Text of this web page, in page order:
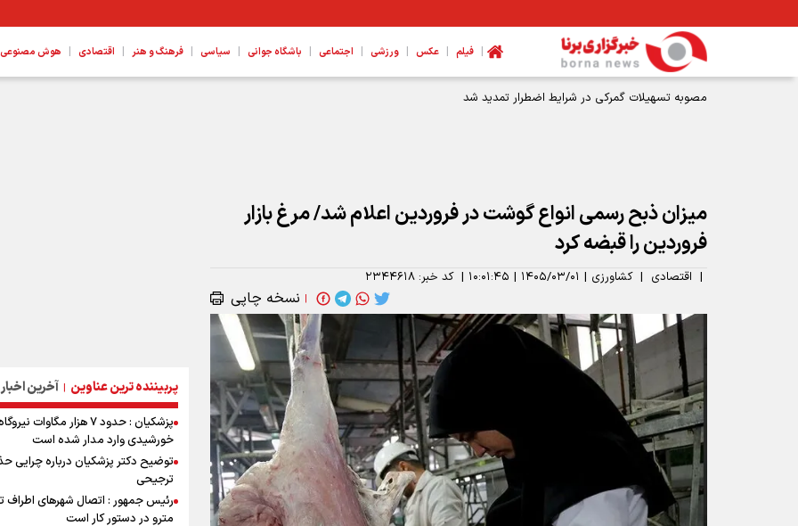
| فیلم | عکس | ورزشی | اجتماعی | باشگاه جوانی | سیاسی | فرهنگ و هنر | اقتصادی | هوش مصنوعی،
میزان ذبح رسمی انواع گوشت در فروردین اعلام شد/ مرغ بازار
فروردین را قبضه کرد
| اقتصادی | کشاورزی | ۱۴۰۵/۰۳/۰۱ | ۱۰:۰۱:۴۵ | کد خبر: ۲۳۴۴۶۱۸
| نسخه چاپی
پربیننده ترین عناوین | آخرین اخبار
پزشکیان : حدود ۷ هزار مگاوات
خورشیدی وارد مدار شده است
توضیح دکتر پزشکیان درباره چرایی
ترجیحی
رئیس جمهور : اتصال شهرهای اطراف
مترو در دستور کار است